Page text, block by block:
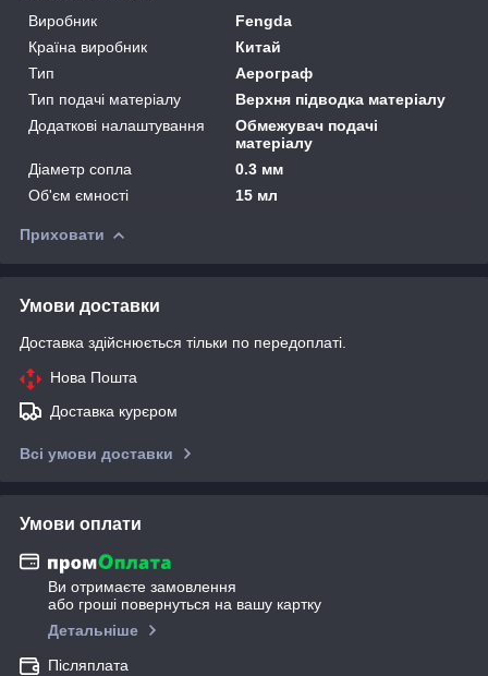
Виробник
Fengda
Країна виробник
Китай
Тип
Аерограф
Тип подачі матеріалу
Верхня підводка матеріалу
Додаткові налаштування
Обмежувач подачі
матеріалу
Діаметр сопла
0.3 мм
Об'єм ємності
15 мл
Приховати
Умови доставки
Доставка здійснюється тільки по передоплаті.
Нова Пошта
Доставка курєром
Всі умови доставки
Умови оплати
Ви отримаєте замовлення
або гроші повернуться на вашу картку
Детальніше
Післяплата